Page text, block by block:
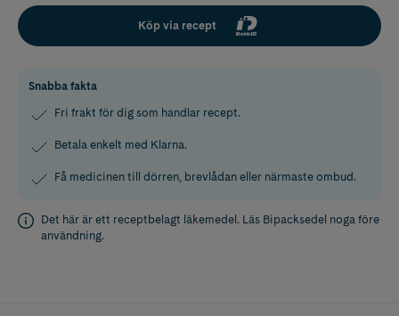
Köp via recept
Snabba fakta
Fri frakt för dig som handlar recept.
Betala enkelt med Klarna.
Få medicinen till dörren, brevlådan eller närmaste ombud.
Det här är ett receptbelagt läkemedel. Läs Bipacksedel noga före
användning.